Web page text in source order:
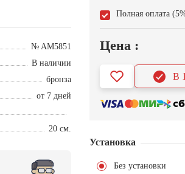
№ AM5851
В наличии
бронза
от 7 дней
20 см.
Полная оплата
Цена :
В
Установка
Без установки